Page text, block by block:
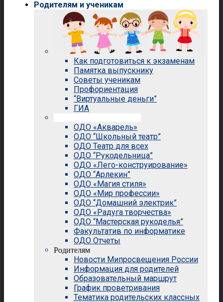
Родителям и ученикам
Как подготовиться к экзаменам
Памятка выпускнику
Советы ученикам
Профориентация
“Виртуальные деньги”
ГИА
ОДО «Акварель»
ОДО “Школьный театр”
ОДО Театр для всех
ОДО “Рукодельница”
ОДО «Лего-конструирование»
ОДО “Арлекин”
ОДО «Магия стиля»
ОДО «Мир профессии»
ОДО “Домашний электрик”
ОДО «Радуга творчества»
ОДО “Мастерская рукоделья”
Факультатив по информатике
ОДО Отчеты
Родителям
Новости Мипросвещения России
Информация для родителей
Образовательный маршрут
График проветривания
Тематика родительских классных